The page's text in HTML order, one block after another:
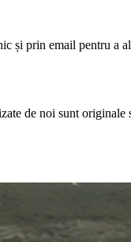
și prin email pentru a
de noi sunt originale